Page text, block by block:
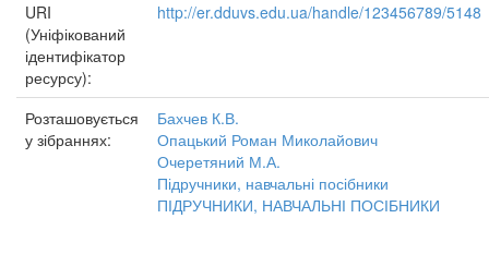
URI
(Уніфікований
ідентифікатор
ресурсу):
http://er.dduvs.edu.ua/handle/123456789/5148
Розташовується
у зібраннях:
Бахчев К.В.
Опацький Роман Миколайович
Очеретяний М.А.
Підручники, навчальні посібники
ПІДРУЧНИКИ, НАВЧАЛЬНІ ПОСІБНИКИ